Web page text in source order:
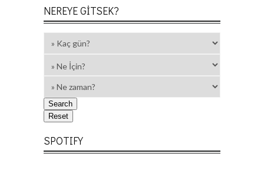
NEREYE GITSEK?
SPOTIFY